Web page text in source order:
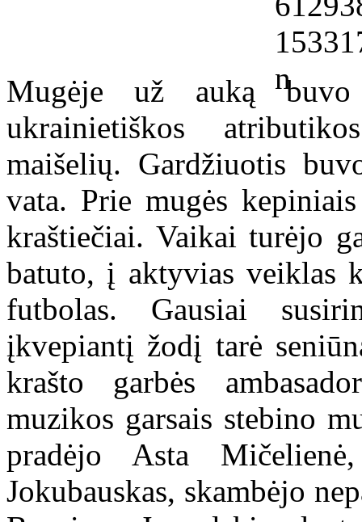
Mugėje už auką
ukrainietiškos
maišelių. Gardžiuotis
vata. Prie mugės
kraštiečiai. Vaikai turėjo
batuto, į aktyvias veiklas
futbolas. Gausiai
įkvepiantį žodį tarė
krašto garbės
muzikos garsais stebino
pradėjo Asta
Jokubauskas, skambėjo